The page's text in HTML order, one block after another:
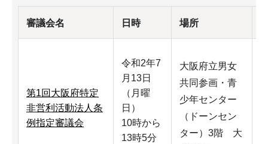
審議会名 日時 場所
第1回大阪府特定
非営利活動法人条
例指定審議会
令和2年7
月13日
（月曜
日）
10時から
13時5分
大阪府立男女
共同参画・青
少年センター
（ドーンセン
ター）3階 大